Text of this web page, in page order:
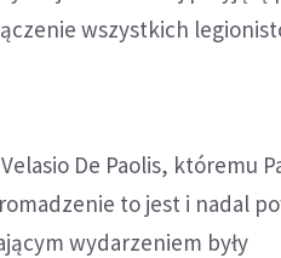
wszystkich
De Paolis, któremu
to jest i nadal
wydarzeniem były